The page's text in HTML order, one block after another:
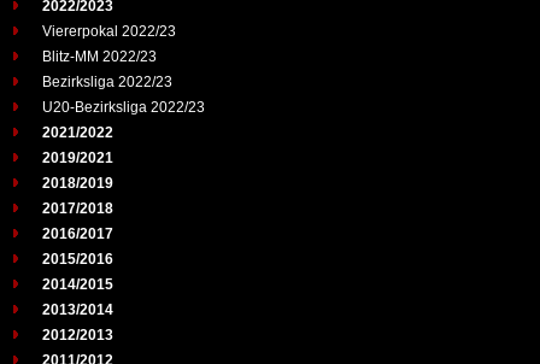
2022/2023
Viererpokal 2022/23
Blitz-MM 2022/23
Bezirksliga 2022/23
U20-Bezirksliga 2022/23
2021/2022
2019/2021
2018/2019
2017/2018
2016/2017
2015/2016
2014/2015
2013/2014
2012/2013
2011/2012